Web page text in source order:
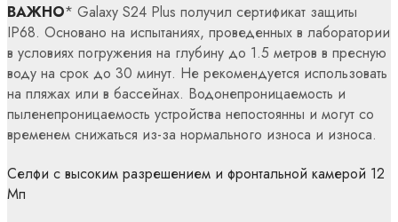
ВАЖНО* Galaxy S24 Plus получил сертификат защиты
IP68. Основано на испытаниях, проведенных в лаборатории
в условиях погружения на глубину до 1.5 метров в пресную
воду на срок до 30 минут. Не рекомендуется использовать
на пляжах или в бассейнах. Водонепроницаемость и
пыленепроницаемость устройства непостоянны и могут со
временем снижаться из-за нормального износа и износа.
Селфи с высоким разрешением и фронтальной камерой 12
Мп